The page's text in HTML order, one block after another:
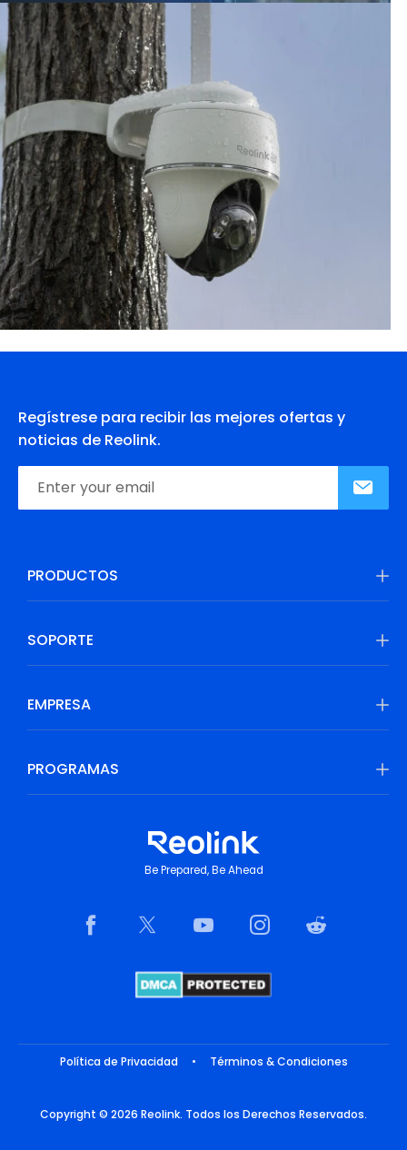
Regístrese para recibir las mejores ofertas y
noticias de Reolink.
PRODUCTOS
SOPORTE
EMPRESA
PROGRAMAS
Be Prepared, Be Ahead
Política de Privacidad • Términos & Condiciones
Copyright © 2026 Reolink. Todos los Derechos Reservados.